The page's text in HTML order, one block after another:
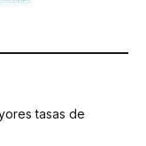
tasas de